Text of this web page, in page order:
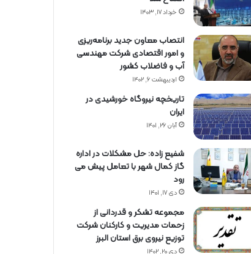
خرداد ۱۷, ۱۴۰۳
انتصاب معاون جدید برنامه‌ریزی
و امور اقتصادی شرکت مهندسی
آب و فاضلاب کشور
اردیبهشت ۶, ۱۴۰۲
تاریخچه نیروگاه خورشیدی در
ایران
آبان ۲۶, ۱۴۰۱
شفیع زاده: حل مشکلات در اداره
گاز کمال شهر با تعامل پیش می
رود
دی ۱۷, ۱۴۰۱
مجموعه تشکر و قدردانی از
زحمات مدیریت و کارکنان شرکت
توزیع نیروی برق استان البرز
دی ۲۰, ۱۴۰۲